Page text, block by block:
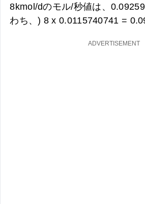
8kmol/dのモル/秒値は、
わち、) 8 x 0.0115740741 =